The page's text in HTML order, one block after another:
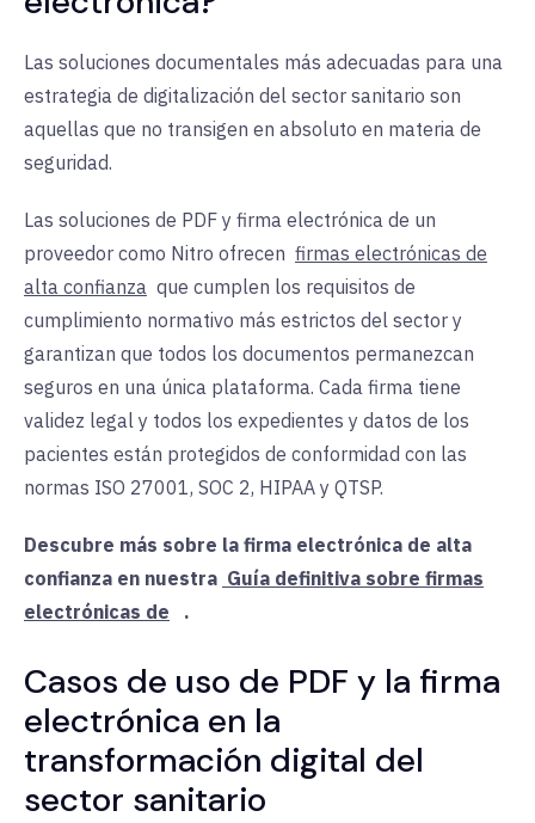
Las soluciones documentales más adecuadas para una
estrategia de digitalización del sector sanitario son
aquellas que no transigen en absoluto en materia de
seguridad.
Las soluciones de PDF y firma electrónica de un
proveedor como Nitro ofrecen firmas electrónicas de
alta confianza que cumplen los requisitos de
cumplimiento normativo más estrictos del sector y
garantizan que todos los documentos permanezcan
seguros en una única plataforma. Cada firma tiene
validez legal y todos los expedientes y datos de los
pacientes están protegidos de conformidad con las
normas ISO 27001, SOC 2, HIPAA y QTSP.
Descubre más sobre la firma electrónica de alta
confianza en nuestra Guía definitiva sobre firmas
electrónicas de
.
Casos de uso de PDF y la firma
electrónica en la
transformación digital del
sector sanitario